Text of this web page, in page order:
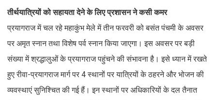
तीर्थयात्रियों को सहायता देने के लिए प्रशासन ने कसी कमर
प्रयागराज में चल रहे महाकुंभ मेले में तीन फरवरी को बसंत पंचमी के अवसर
पर अमृत स्नान तथा विशेष पर्व स्नान किया जाएगा। इस अवसर पर बड़ी
संख्या में श्रद्धालुओं के प्रयागराज पहुंचने की संभावना है। इसे ध्यान में रखते
हुए रीवा-प्रयागराज मार्ग पर 4 स्थानों पर यात्रियों के ठहरने और भोजन की
व्यवस्थाएं सुनिश्चित की गई हैं। इन स्थानों पर अधिकारियों के दल तैनात